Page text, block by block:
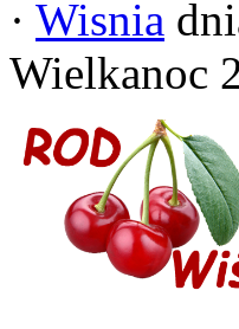
· Wisnia
Wielkanoc